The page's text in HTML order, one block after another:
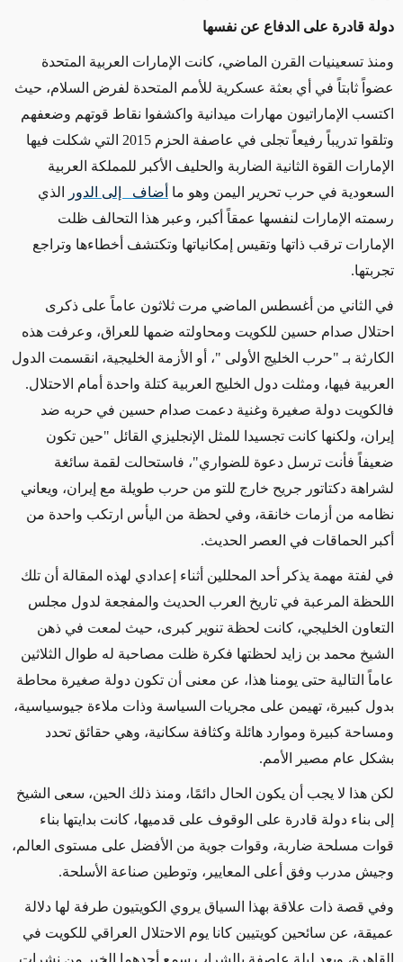
دولة قادرة على الدفاع عن نفسها
ومنذ تسعينيات القرن الماضي، كانت الإمارات العربية المتحدة
عضواً ثابتاً في أي بعثة عسكرية للأمم المتحدة لفرض السلام، حيث
اكتسب الإماراتيون مهارات ميدانية واكشفوا نقاط قوتهم وضعفهم
وتلقوا تدريباً رفيعاً تجلى في عاصفة الحزم 2015 التي شكلت فيها
الإمارات القوة الثانية الضاربة والحليف الأكبر للمملكة العربية
السعودية في حرب تحرير اليمن وهو ما أضاف إلى الدور
الذي
رسمته الإمارات لنفسها عمقاً أكبر، وعبر هذا التحالف ظلت
الإمارات ترقب ذاتها وتقيس إمكانياتها وتكتشف أخطاءها وتراجع
تجربتها.
في الثاني من أغسطس الماضي مرت ثلاثون عاماً على ذكرى
احتلال صدام حسين للكويت ومحاولته ضمها للعراق، وعرفت هذه
الكارثة بـ "حرب الخليج الأولى "، أو الأزمة الخليجية، انقسمت الدول
العربية فيها، ومثلت دول الخليج العربية كتلة واحدة أمام الاحتلال.
فالكويت دولة صغيرة وغنية دعمت صدام حسين في حربه ضد
إيران، ولكنها كانت تجسيدا للمثل الإنجليزي القائل "حين تكون
ضعيفاً فأنت ترسل دعوة للضواري"، فاستحالت لقمة سائغة
لشراهة دكتاتور جريح خارج للتو من حرب طويلة مع إيران، ويعاني
نظامه من أزمات خانقة، وفي لحظة من اليأس ارتكب واحدة من
أكبر الحماقات في العصر الحديث.
في لفتة مهمة يذكر أحد المحللين أثناء إعدادي لهذه المقالة أن تلك
اللحظة المرعبة في تاريخ العرب الحديث والمفجعة لدول مجلس
التعاون الخليجي، كانت لحظة تنوير كبرى، حيث لمعت في ذهن
الشيخ محمد بن زايد لحظتها فكرة ظلت مصاحبة له طوال الثلاثين
عاماً التالية حتى يومنا هذا، عن معنى أن تكون دولة صغيرة محاطة
بدول كبيرة، تهيمن على مجريات السياسة وذات ملاءة جيوسياسية،
ومساحة كبيرة وموارد هائلة وكثافة سكانية، وهي حقائق تحدد
بشكل عام مصير الأمم.
لكن هذا لا يجب أن يكون الحال دائمًا، ومنذ ذلك الحين، سعى الشيخ
إلى بناء دولة قادرة على الوقوف على قدميها، كانت بدايتها بناء
قوات مسلحة ضاربة، وقوات جوية من الأفضل على مستوى العالم،
وجيش مدرب وفق أعلى المعايير، وتوطين صناعة الأسلحة.
وفي قصة ذات علاقة بهذا السياق يروي الكويتيون طرفة لها دلالة
عميقة، عن سائحين كويتيين كانا يوم الاحتلال العراقي للكويت في
القاهرة، وبعد ليلة عاصفة بالشراب سمع أحدهما الخبر من نشرات